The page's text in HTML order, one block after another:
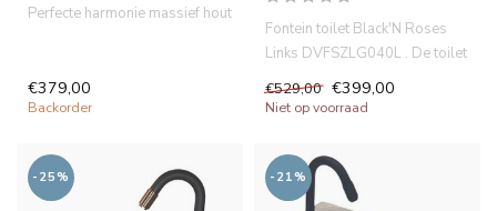
Perfecte harmonie massief hout
€379,00
Backorder
Fontein toilet Black'N Roses
Links DVFSZLG040L . De toilet
€529,00 €399,00
Niet op voorraad
-25% -21%